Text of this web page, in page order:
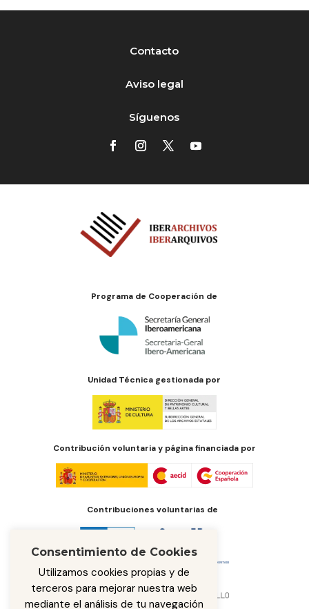
Contacto
Aviso legal
Síguenos
Programa de Cooperación de
Unidad Técnica gestionada por
Contribución voluntaria y página financiada por
Contribuciones voluntarias de
Consentimiento de Cookies
Utilizamos cookies propias y de
terceros para mejorar nuestra web
mediante el análisis de tu navegación